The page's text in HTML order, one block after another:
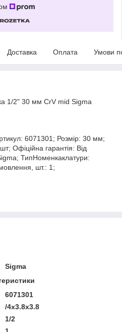
Доставка Оплата Умови
1/2" 30 мм CrV mid Sigma
6071301; Розмір: 30 мм;
Офіційна гарантія: Від
ТипНоменкаклатури:
шт.: 1;
Sigma
6071301
/4x3.8x3.8
1/2